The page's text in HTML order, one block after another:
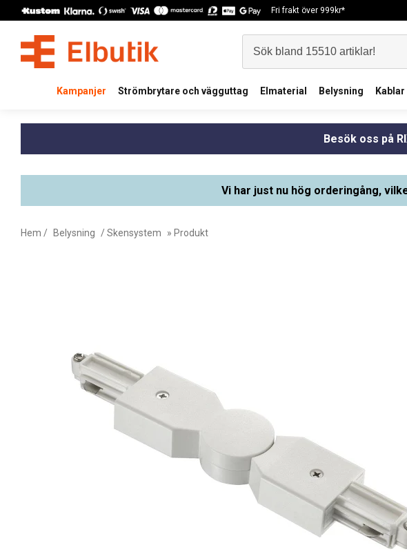
Fri frakt över 999kr*
Kampanjer Strömbrytare och vägguttag Elmaterial Belysning Kablar
Besök oss på
Vi har just nu hög orderingång,
Hem / Belysning /Skensystem » Produkt